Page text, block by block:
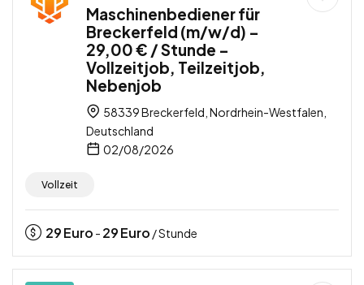
Maschinenbediener für
Breckerfeld (m/w/d) –
29,00 € / Stunde –
Vollzeitjob, Teilzeitjob,
Nebenjob
58339 Breckerfeld, Nordrhein-Westfalen,
Deutschland
02/08/2026
Vollzeit
29Euro - 29Euro / Stunde